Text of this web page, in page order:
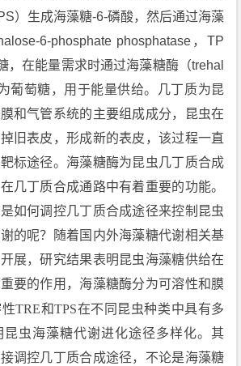
）生成海藻糖-6-磷酸，然后通过海藻
6-phosphate phosphatase，TP
，在能量需求时通过海藻糖酶（trehal
葡萄糖，用于能量供给。几丁质为昆
和气管系统的主要组成成分，昆虫在
旧表皮，形成新的表皮，该过程一直
标途径。海藻糖酶为昆虫几丁质合成
几丁质合成通路中有着重要的功能。
如何调控几丁质合成途径来控制昆虫
的呢？随着国内外海藻糖代谢相关基
展，研究结果表明昆虫海藻糖供给在
要的作用，海藻糖酶分为可溶性和膜
TRE和TPS在不同昆虫种类中具有多
昆虫海藻糖代谢进化途径多样化。其
调控几丁质合成途径，不论是海藻糖